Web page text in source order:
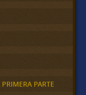
PARTE